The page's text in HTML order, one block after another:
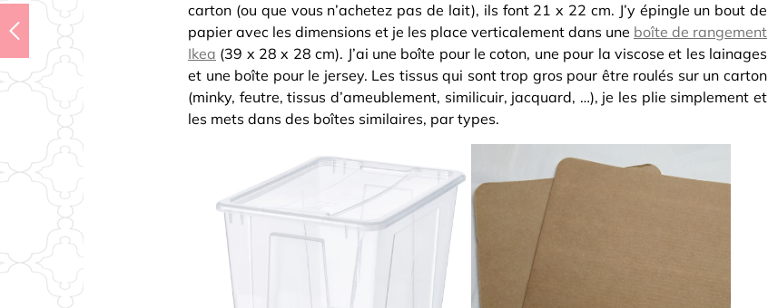
carton (ou que vous n’achetez pas de lait), ils font 21 x 22 cm. J’y épingle un bout de
papier avec les dimensions et je les place verticalement dans une boîte de rangement
Ikea (39 x 28 x 28 cm). J’ai une boîte pour le coton, une pour la viscose et les lainages
et une boîte pour le jersey. Les tissus qui sont trop gros pour être roulés sur un carton
(minky, feutre, tissus d’ameublement, similicuir, jacquard, …), je les plie simplement et
les mets dans des boîtes similaires, par types.